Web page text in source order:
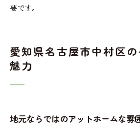
要です。
愛知県名古屋市中村区
魅力
地元ならではのアットホームな雰